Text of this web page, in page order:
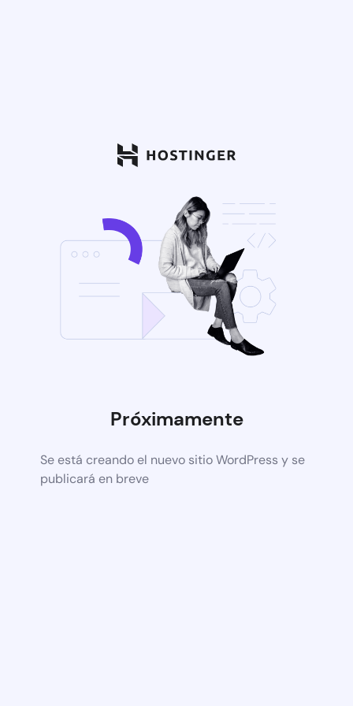
Próximamente
Se está creando el nuevo sitio WordPress y se
publicará en breve